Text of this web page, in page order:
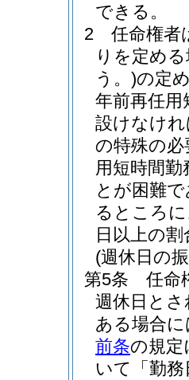
できる。
2
任命権者
りを定め
う。)の定
年前再任用
設けなけ
の特殊の
用短時間
とが困難
るところ
日以上の
(週休日の
第5条
任命
週休日と
ある場合
前条の規定
いて「勤